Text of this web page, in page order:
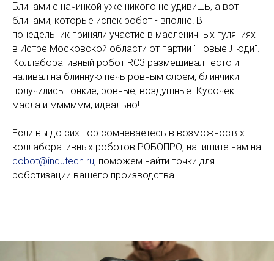
Блинами с начинкой уже никого не удивишь, а вот
блинами, которые испек робот - вполне! В
понедельник приняли участие в масленичных гуляниях
в Истре Московской области от партии "Новые Люди".
Коллаборативный робот RC3 размешивал тесто и
наливал на блинную печь ровным слоем, блинчики
получились тонкие, ровные, воздушные. Кусочек
масла и мммммм, идеально!
Если вы до сих пор сомневаетесь в возможностях
коллаборативных роботов РОБОПРО, напишите нам на
cobot@indutech.ru, поможем найти точки для
роботизации вашего производства.